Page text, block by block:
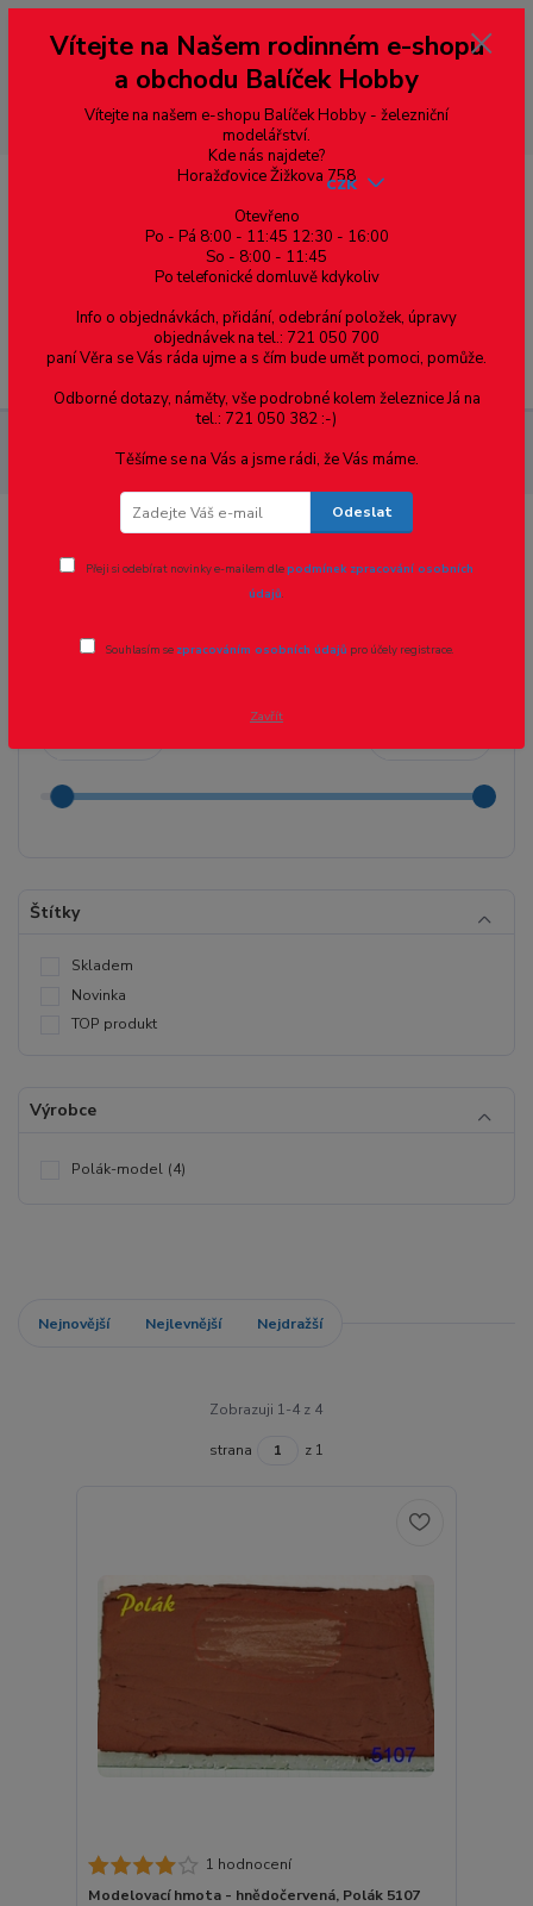
--- pro zákazníky ze Slovenska a jiných zemí, pokud chcete platit v eurech
přepněte si e-shop na euro 💶 pro přepočet měny - pravý horní roh ---
dobírky – pokud si z nějakého důvodu zásilku nevyzvednete, bude po
domluvě zaslána znovu s opětovnou platbou za poštovné, v opačném
případě bude zrušena a účet přidán na blacklist a rušeny následující
objednávky.
Menu
CZK
pigmenty a příslušenství
Modelovací hmoty
Cena:
Štítky
Skladem
Novinka
TOP produkt
Výrobce
Polák-model (4)
Nejnovější Nejlevnější Nejdražší
Zobrazuji 1-4 z 4
strana z 1
1 hodnocení
Modelovací hmota - hnědočervená, Polák 5107
Vítejte na Našem rodinném e-shopu
a obchodu Balíček Hobby
Vítejte na našem e-shopu Balíček Hobby - železniční
modelářství.
Kde nás najdete?
Horažďovice Žižkova 758
Otevřeno
Po - Pá 8:00 - 11:45 12:30 - 16:00
So - 8:00 - 11:45
Po telefonické domluvě kdykoliv
Info o objednávkách, přidání, odebrání položek, úpravy
objednávek na tel.: 721 050 700
paní Věra se Vás ráda ujme a s čím bude umět pomoci, pomůže.
Odborné dotazy, náměty, vše podrobné kolem železnice Já na
tel.: 721 050 382 :-)
Těšíme se na Vás a jsme rádi, že Vás máme.
Odeslat
Přeji si odebírat novinky e-mailem dlepodmínek zpracování osobních
údajů.
Souhlasím se zpracováním osobních údajů pro účely registrace.
Zavřít